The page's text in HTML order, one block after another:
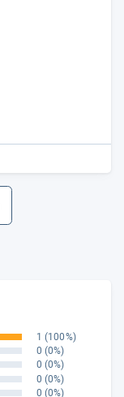
1 (100%)
0 (0%)
0 (0%)
0 (0%)
0 (0%)